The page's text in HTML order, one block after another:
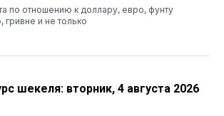
по отношению к доллару, евро, фунту
гривне и не только
шекеля: вторник, 4 августа 2026